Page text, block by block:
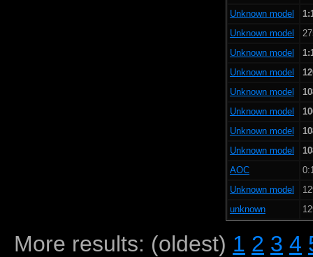
Unknown model
Unknown model
Unknown model
Unknown model
Unknown model
Unknown model
Unknown model
Unknown model
AOC
Unknown model
unknown
More results: (oldest) 1 2 3 4